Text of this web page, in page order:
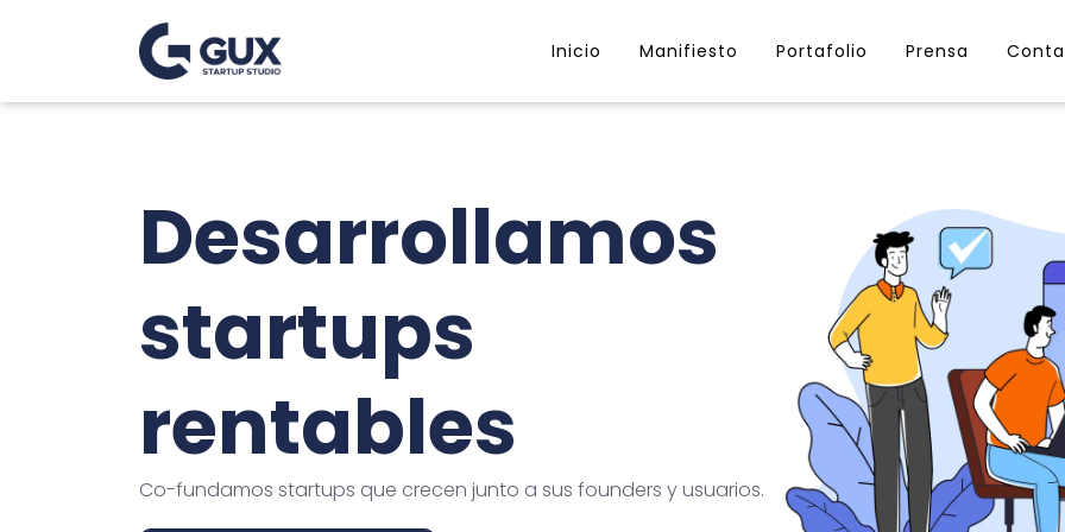
Inicio Manifiesto Portafolio Prensa
Desarrollamos
startups
rentables
Co-fundamos startups que crecen junto a sus founders y usuarios.